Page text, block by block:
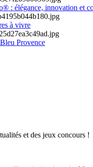
: élégance, innovation et
à vivre
Provence
et des jeux concours !